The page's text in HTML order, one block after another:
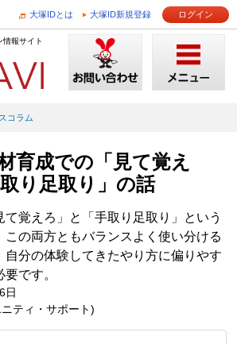
大塚IDとは 大塚ID新規登録 ログイン
情報サイト
コラム
育成での「見て覚え
り足取り」の話
て覚えろ」と「手取り足取り」という
この両方ともバランスよく使い分ける
自分の体験してきたやり方に偏りやす
です。
日
ティ・サポート)